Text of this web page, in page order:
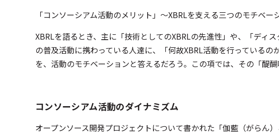
「コンソーシアム活動のメリット」～XBRLを支える三つのモチベー
XBRLを語るとき、主に「技術としてのXBRLの先進性」や、「ディ
の普及活動に携わっている人達に、「何故XBRL活動を行っている
を、活動のモチベーションと答えるだろう。この項では、その「醍
コンソーシアム活動のダイナミズム
オープンソース開発プロジェクトについて書かれた「伽藍（がらん